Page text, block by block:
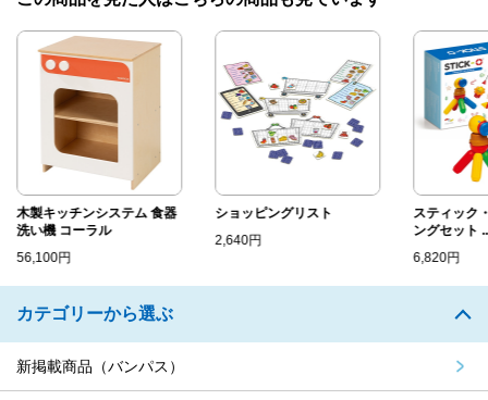
木製キッチンシステム 食器
洗い機 コーラル
56,100円
ショッピングリスト
2,640円
スティック
ングセット
6,820円
カテゴリーから選ぶ
新掲載商品（バンパス）